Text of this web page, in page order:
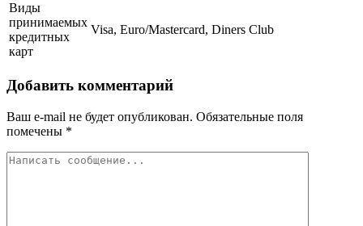
Виды
принимаемых
кредитных
карт
Visa, Euro/Mastercard, Diners Club
Добавить комментарий
Ваш e-mail не будет опубликован. Обязательные поля
помечены *